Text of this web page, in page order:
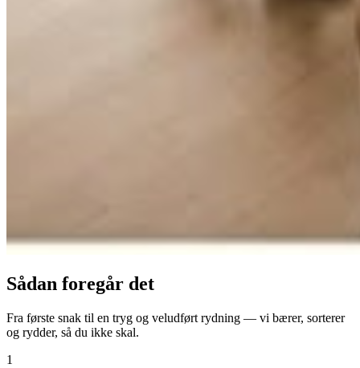
Sådan foregår det
Fra første snak til en tryg og veludført rydning — vi bærer, sorterer
og rydder, så du ikke skal.
1